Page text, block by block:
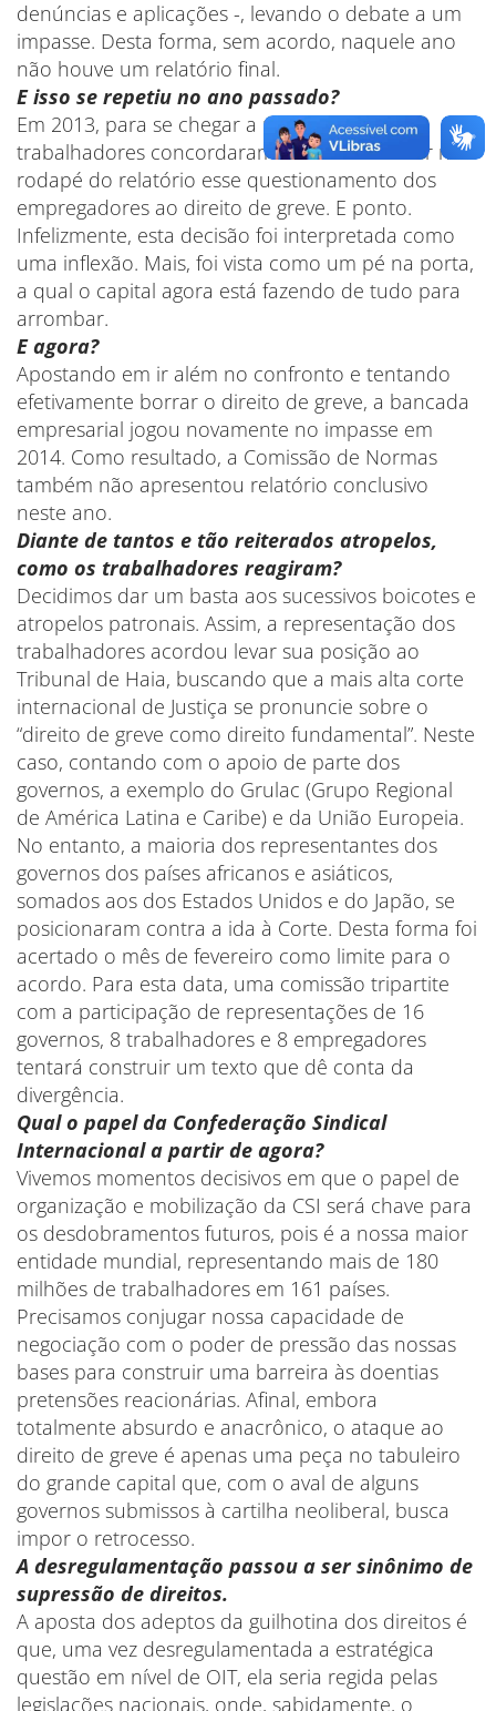
denúncias e aplicações -, levando o debate a um
impasse. Desta forma, sem acordo, naquele ano
não houve um relatório final.
E isso se repetiu no ano passado?
Em 2013, para se chegar a um acordo, os
trabalhadores concordaram em fazer constar no
rodapé do relatório esse questionamento dos
empregadores ao direito de greve. E ponto.
Infelizmente, esta decisão foi interpretada como
uma inflexão. Mais, foi vista como um pé na porta,
a qual o capital agora está fazendo de tudo para
arrombar.
E agora?
Apostando em ir além no confronto e tentando
efetivamente borrar o direito de greve, a bancada
empresarial jogou novamente no impasse em
2014. Como resultado, a Comissão de Normas
também não apresentou relatório conclusivo
neste ano.
Diante de tantos e tão reiterados atropelos,
como os trabalhadores reagiram?
Decidimos dar um basta aos sucessivos boicotes e
atropelos patronais. Assim, a representação dos
trabalhadores acordou levar sua posição ao
Tribunal de Haia, buscando que a mais alta corte
internacional de Justiça se pronuncie sobre o
“direito de greve como direito fundamental”. Neste
caso, contando com o apoio de parte dos
governos, a exemplo do Grulac (Grupo Regional
de América Latina e Caribe) e da União Europeia.
No entanto, a maioria dos representantes dos
governos dos países africanos e asiáticos,
somados aos dos Estados Unidos e do Japão, se
posicionaram contra a ida à Corte. Desta forma foi
acertado o mês de fevereiro como limite para o
acordo. Para esta data, uma comissão tripartite
com a participação de representações de 16
governos, 8 trabalhadores e 8 empregadores
tentará construir um texto que dê conta da
divergência.
Qual o papel da Confederação Sindical
Internacional a partir de agora?
Vivemos momentos decisivos em que o papel de
organização e mobilização da CSI será chave para
os desdobramentos futuros, pois é a nossa maior
entidade mundial, representando mais de 180
milhões de trabalhadores em 161 países.
Precisamos conjugar nossa capacidade de
negociação com o poder de pressão das nossas
bases para construir uma barreira às doentias
pretensões reacionárias. Afinal, embora
totalmente absurdo e anacrônico, o ataque ao
direito de greve é apenas uma peça no tabuleiro
do grande capital que, com o aval de alguns
governos submissos à cartilha neoliberal, busca
impor o retrocesso.
A desregulamentação passou a ser sinônimo de
supressão de direitos.
A aposta dos adeptos da guilhotina dos direitos é
que, uma vez desregulamentada a estratégica
questão em nível de OIT, ela seria regida pelas
legislações nacionais, onde, sabidamente, o